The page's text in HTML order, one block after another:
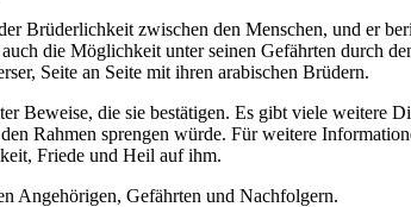
zwischen den Menschen, und er
die Möglichkeit unter seinen Gefährten durch
Seite an Seite mit ihren arabischen Brüdern.
Beweise, die sie bestätigen. Es gibt viele weitere
Rahmen sprengen würde. Für weitere
Friede und Heil auf ihm.
Angehörigen, Gefährten und Nachfolgern.